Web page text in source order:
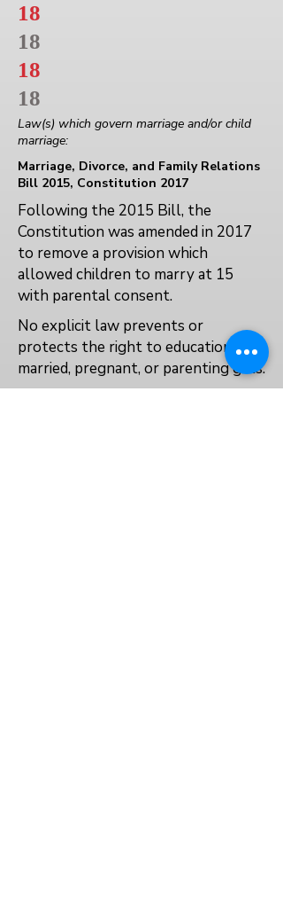
18
18
18
18
Law(s) which govern marriage and/or child
marriage:
Marriage, Divorce, and Family Relations
Bill 2015, Constitution 2017
Following the 2015 Bill, the
Constitution was amended in 2017
to remove a provision which
allowed children to marry at 15
with parental consent.
No explicit law prevents or
protects the right to education for
married, pregnant, or parenting girls.